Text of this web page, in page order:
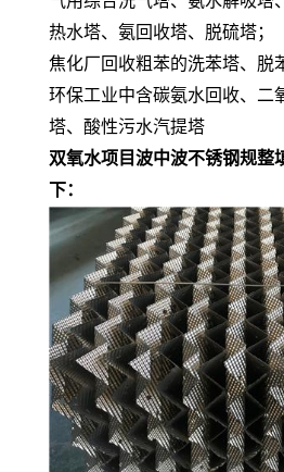
热水塔、氨回收塔、脱硫塔；
焦化厂回收粗苯的洗苯塔、脱
环保工业中含碳氨水回收、二
塔、酸性污水汽提塔
双氧水项目波中波不锈钢规整
下：